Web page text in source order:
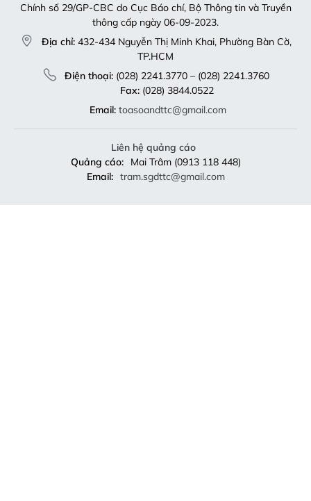
Chính số 29/GP-CBC do Cục Báo chí, Bộ Thông tin và Truyền
thông cấp ngày 06-09-2023.
Địa chỉ: 432-434 Nguyễn Thị Minh Khai, Phường Bàn Cờ,
TP.HCM
Điện thoại:(028) 2241.3770 – (028) 2241.3760
Fax:(028) 3844.0522
Email: toasoandttc@gmail.com
Liên hệ quảng cáo
Quảng cáo:
Mai Trâm (0913 118 448)
Email: tram.sgdttc@gmail.com